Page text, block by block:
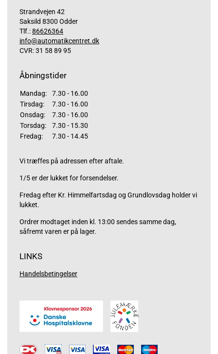
Strandvejen 42
Saksild 8300 Odder
Tlf.:86626364
info@automatikcentret.dk
CVR: 31 58 89 95
Åbningstider
Mandag:
7.30 - 16.00
Tirsdag:
7.30 - 16.00
Onsdag:
7.30 - 16.00
Torsdag:
7.30 - 15.30
Fredag:
7.30 - 14.45
Vi træffes på adressen efter aftale.
1/5 er der lukket for forsendelser.
Fredag efter Kr. Himmelfartsdag og Grundlovsdag holder vi
lukket.
Ordrer modtaget inden kl. 13:00 sendes samme dag,
såfremt varen er på lager.
LINKS
Handelsbetingelser